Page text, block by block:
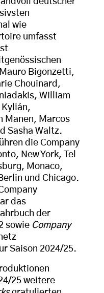
wie
umfasst
Bigonzetti,
Chouinard,
William
Manen, Marcos
Sasha Waltz.
die Company
New York, Tel
Monaco,
und Chicago.
das
der
sowie Company
Saison 2024/25.
25 weitere